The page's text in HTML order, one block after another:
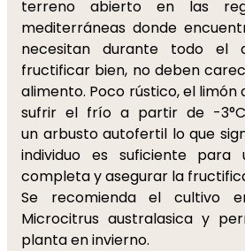
terreno abierto en las
mediterráneas donde
necesitan durante todo el
fructificar bien, no deben
alimento. Poco rústico, el limón
sufrir el frío a partir de -
un arbusto autofertil lo que
individuo es suficiente para
completa y asegurar la
Se recomienda el cultivo
Microcitrus australasica y
planta en invierno.